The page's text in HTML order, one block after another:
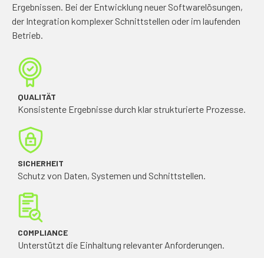
Ergebnissen. Bei der Entwicklung neuer Softwarelösungen,
der Integration komplexer Schnittstellen oder im laufenden
Betrieb.
QUALITÄT
Konsistente Ergebnisse durch klar strukturierte Prozesse.
SICHERHEIT
Schutz von Daten, Systemen und Schnittstellen.
COMPLIANCE
Unterstützt die Einhaltung relevanter Anforderungen.